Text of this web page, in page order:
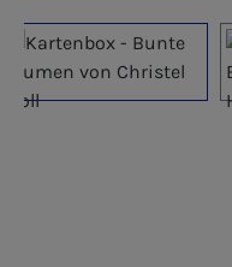
Bildergalerie